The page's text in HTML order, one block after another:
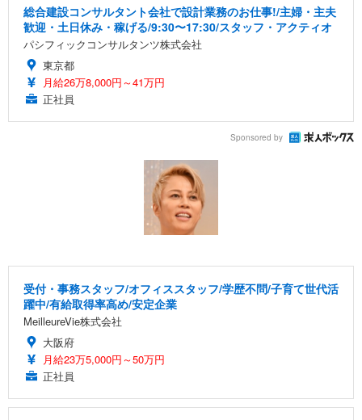
総合建設コンサルタント会社で設計業務のお仕事!/主婦・主夫
歓迎・土日休み・稼げる/9:30〜17:30/スタッフ・アクティオ
パシフィックコンサルタンツ株式会社
東京都
月給26万8,000円～41万円
正社員
Sponsored by
受付・事務スタッフ/オフィススタッフ/学歴不問/子育て世代活
躍中/有給取得率高め/安定企業
MeilleureVie株式会社
大阪府
月給23万5,000円～50万円
正社員